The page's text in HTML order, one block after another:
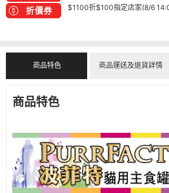
折價券 $1100折$100指定店家(8/6
商品特色 商品運送及退貨詳情
商品特色